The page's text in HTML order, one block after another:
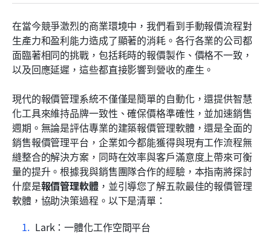
在當今競爭激烈的商業環境中，我們看到手動報價流程對
生產力和盈利能力造成了顯著的消耗。各行各業的公司都
面臨著相同的挑戰，包括耗時的報價製作、價格不一致，
以及回應延遲，這些都直接影響到營收的產生。
現代的報價管理系統不僅僅是簡單的自動化，還提供智慧
化工具來維持品牌一致性、確保價格準確性，並加速銷售
週期。無論是評估專業的建築報價管理軟體，還是全面的
銷售報價管理平台，企業如今都能獲得與現有工作流程無
縫整合的解決方案，同時在效率與客戶滿意度上帶來可衡
量的提升。根據我與銷售團隊合作的經驗，本指南將探討
什麼是報價管理軟體，並引導您了解五款最佳的報價管理
軟體，協助決策過程。以下是清單：
Lark：一體化工作空間平台
實施報價管理軟體的主要效益
2026年5大最佳報價管理工具
報價管理軟體的必備功能
比較頂尖的報價管理軟體解決方案
報價管理技術的未來趨勢
結論
常見問題
相關閱讀